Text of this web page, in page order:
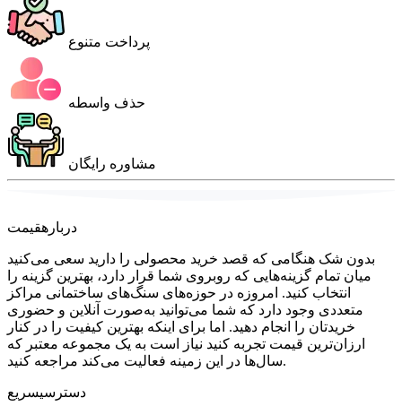
پرداخت متنوع
حذف واسطه
مشاوره رایگان
دربارهقیمت
بدون شک هنگامی که قصد خرید محصولی را دارید سعی می‌کنید
میان تمام گزینه‌هایی که روبروی شما قرار دارد، بهترین گزینه را
انتخاب کنید. امروزه در حوزه‌های سنگ‌های ساختمانی مراکز
متعددی وجود دارد که شما می‌توانید به‌صورت آنلاین و حضوری
خریدتان را انجام دهید. اما برای اینکه بهترین کیفیت را در کنار
ارزان‌ترین قیمت تجربه کنید نیاز است به یک مجموعه معتبر که
سال‌ها در این زمینه فعالیت می‌کند مراجعه کنید.
دسترسیسریع